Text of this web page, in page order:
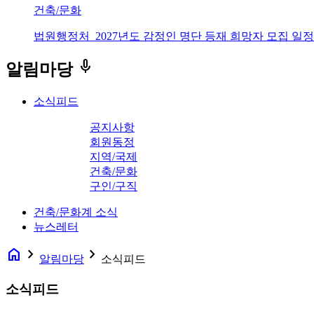
건축/문화
법원행정처_2027년도 감정인 명단 등재 희망자 모집 일
알림마당 keyboard_voice
소식피드
공지사항
회원동정
지역/국제
건축/문화
구인/구직
건축/문화계 소식
뉴스레터
home navigate_next 알림마당 navigate_next 소식피드
소식피드